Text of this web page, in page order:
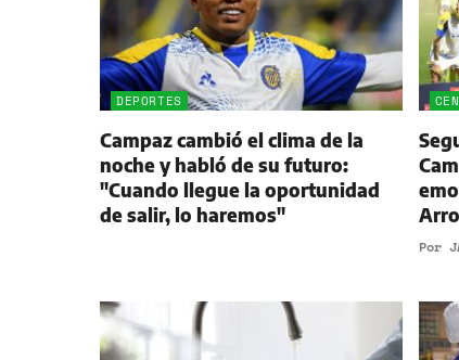
DEPORTES
Campaz cambió el clima de la
noche y habló de su futuro:
"Cuando llegue la oportunidad
de salir, lo haremos"
Por